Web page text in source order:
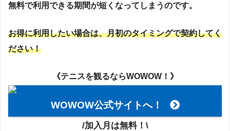
無料で利用できる期間が短くなってしまうのです。
お得に利用したい場合は、月初のタイミングで契約してく
ださい！
《テニスを観るならWOWOW！》
WOWOW公式サイトへ！
/加入月は無料！\